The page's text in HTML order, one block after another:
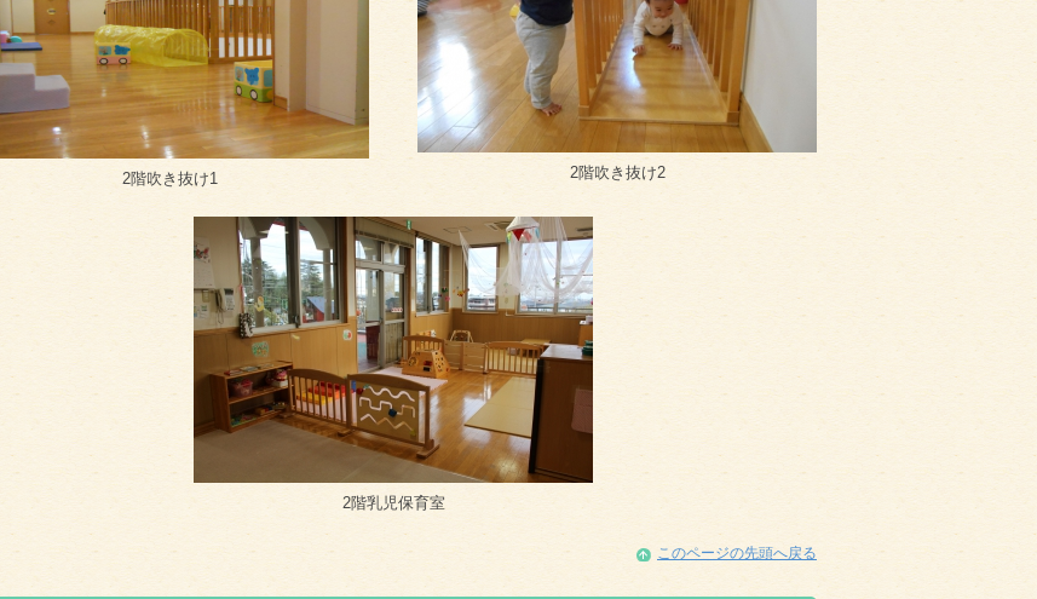
2階吹き抜け1 2階吹き抜け2
2階乳児保育室
このページの先頭へ戻る